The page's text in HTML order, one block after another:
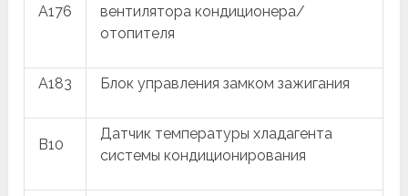
A176
вентилятора кондиционера/
отопителя
A183 Блок управления замком зажигания
B10
Датчик температуры хладагента
системы кондиционирования